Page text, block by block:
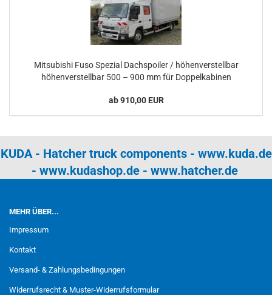
Mitsubishi Fuso Spezial Dachspoiler / höhenverstellbar
höhenverstellbar 500 – 900 mm für Doppelkabinen
ab 910,00 EUR
KUDA - Hatcher truck components - www.kuda.de
- www.kudashop.de- www.hatcher.de
MEHR ÜBER...
Impressum
Kontakt
Versand- & Zahlungsbedingungen
Widerrufsrecht & Muster-Widerrufsformular